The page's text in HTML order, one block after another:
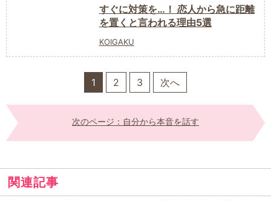
すぐに対策を…！ 恋人から急に距離
を置くと言われる理由5選
KOIGAKU
1 2 3 次へ
次のページ：自分から本音を話す
関連記事